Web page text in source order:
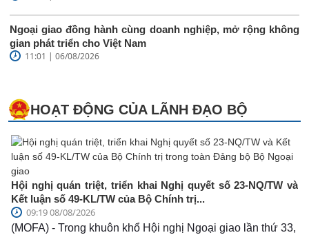
Ngoại giao đồng hành cùng doanh nghiệp, mở rộng không
gian phát triển cho Việt Nam
11:01 | 06/08/2026
HOẠT ĐỘNG CỦA LÃNH ĐẠO BỘ
Hội nghị quán triệt, triển khai Nghị quyết số 23-NQ/TW và
Kết luận số 49-KL/TW của Bộ Chính trị...
09:19 08/08/2026
(MOFA) - Trong khuôn khổ Hội nghị Ngoại giao lần thứ 33,